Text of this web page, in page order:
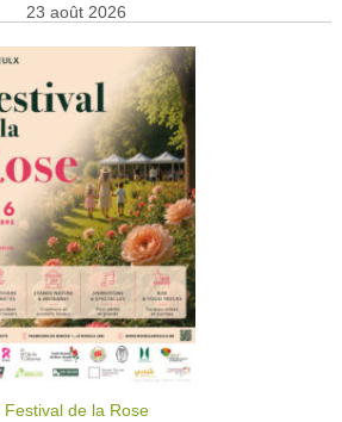
23 août 2026
Festival de la Rose